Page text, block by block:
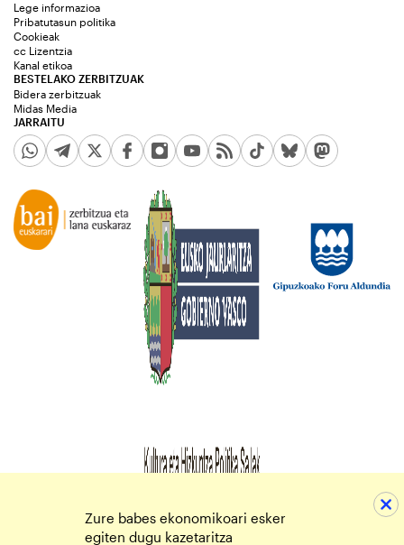
JARRAITU
Lege informazioa
Pribatutasun politika
Cookieak
cc Lizentzia
Kanal etikoa
BESTELAKO ZERBITZUAK
Bidera zerbitzuak
Midas Media
Zure babes ekonomikoari esker
egiten dugu kazetaritza